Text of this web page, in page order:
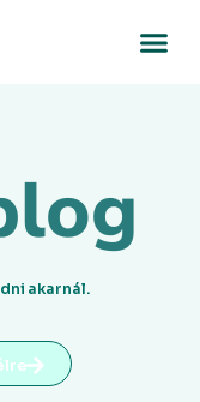
akarnál.